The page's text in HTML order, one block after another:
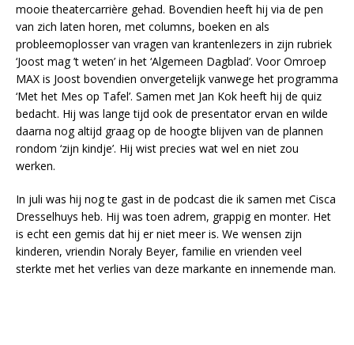
mooie theatercarrière gehad. Bovendien heeft hij via de pen
van zich laten horen, met columns, boeken en als
probleemoplosser van vragen van krantenlezers in zijn rubriek
‘Joost mag ’t weten’ in het ‘Algemeen Dagblad’. Voor Omroep
MAX is Joost bovendien onvergetelijk vanwege het programma
‘Met het Mes op Tafel’. Samen met Jan Kok heeft hij de quiz
bedacht. Hij was lange tijd ook de presentator ervan en wilde
daarna nog altijd graag op de hoogte blijven van de plannen
rondom ‘zijn kindje’. Hij wist precies wat wel en niet zou
werken.
In juli was hij nog te gast in de podcast die ik samen met Cisca
Dresselhuys heb. Hij was toen adrem, grappig en monter. Het
is echt een gemis dat hij er niet meer is. We wensen zijn
kinderen, vriendin Noraly Beyer, familie en vrienden veel
sterkte met het verlies van deze markante en innemende man.